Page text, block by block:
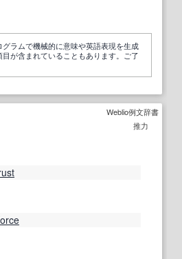
ラムで機械的に意味や英語表現を生成
が含まれていることもあります。ご了
Weblio例文辞書
推力